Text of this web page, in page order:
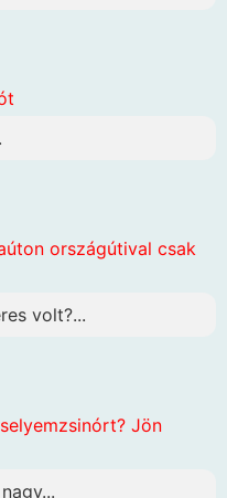
országútival csak
volt?...
Jön